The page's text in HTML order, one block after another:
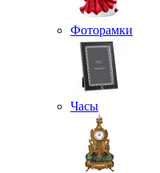
Фоторамки
Часы